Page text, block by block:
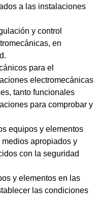
a las instalaciones
y control
en
para el
electromecánicas
tanto funcionales
para comprobar y
equipos y elementos
apropiados y
con la seguridad
y elementos en las
las condiciones